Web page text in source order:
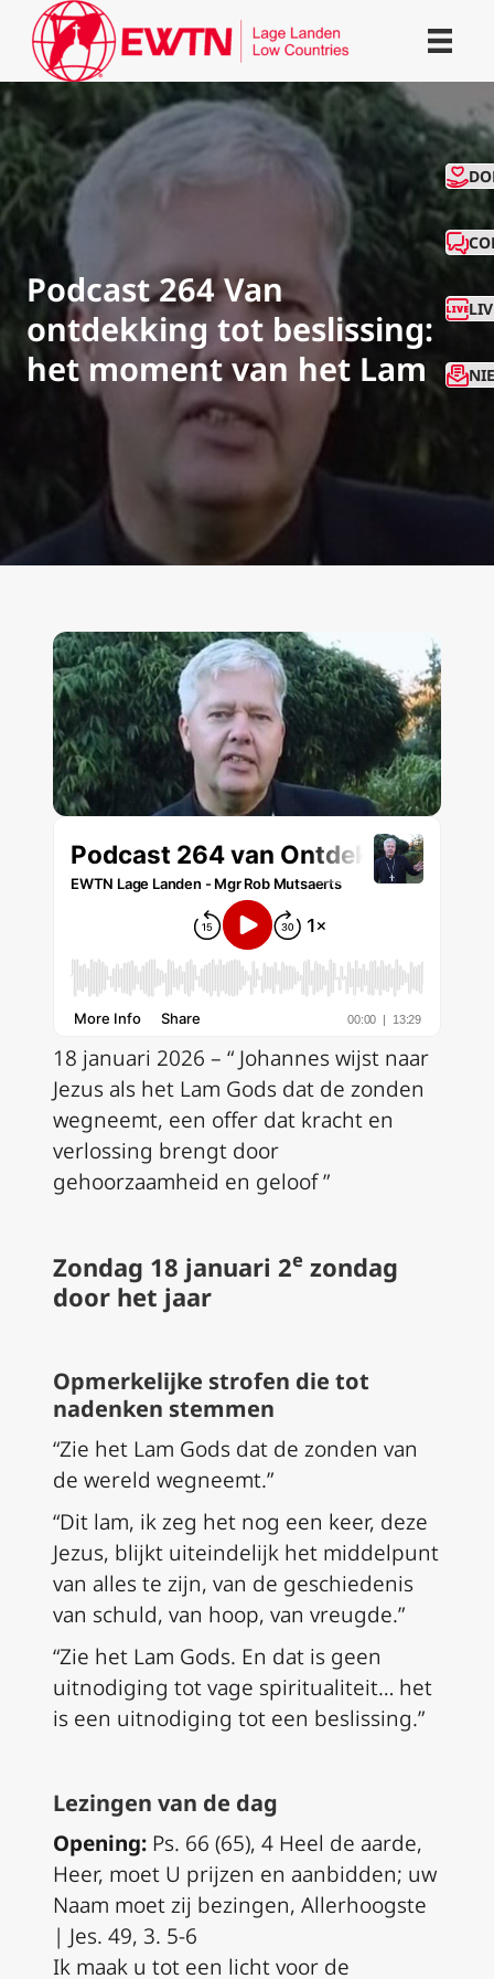
Podcast 264 Van
ontdekking tot beslissing:
het moment van het Lam
18 januari 2026 – “ Johannes wijst naar
Jezus als het Lam Gods dat de zonden
wegneemt, een offer dat kracht en
verlossing brengt door
gehoorzaamheid en geloof ”
Zondag 18 januari 2e zondag
door het jaar
Opmerkelijke strofen die tot
nadenken stemmen
“Zie het Lam Gods dat de zonden van
de wereld wegneemt.”
“Dit lam, ik zeg het nog een keer, deze
Jezus, blijkt uiteindelijk het middelpunt
van alles te zijn, van de geschiedenis
van schuld, van hoop, van vreugde.”
“Zie het Lam Gods. En dat is geen
uitnodiging tot vage spiritualiteit… het
is een uitnodiging tot een beslissing.”
Lezingen van de dag
Opening: Ps. 66 (65), 4 Heel de aarde,
Heer, moet U prijzen en aanbidden; uw
Naam moet zij bezingen, Allerhoogste
| Jes. 49, 3. 5-6
Ik maak u tot een licht voor de